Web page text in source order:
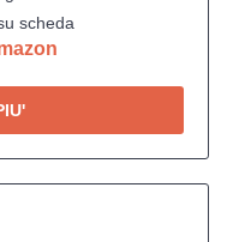
scheda